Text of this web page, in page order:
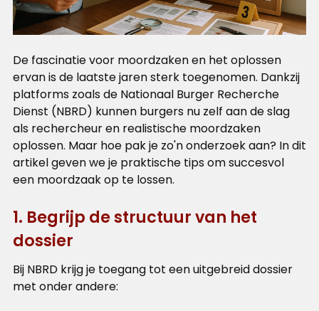
De fascinatie voor moordzaken en het oplossen
ervan is de laatste jaren sterk toegenomen. Dankzij
platforms zoals de Nationaal Burger Recherche
Dienst (NBRD) kunnen burgers nu zelf aan de slag
als rechercheur en realistische moordzaken
oplossen. Maar hoe pak je zo'n onderzoek aan? In dit
artikel geven we je praktische tips om succesvol
een moordzaak op te lossen.
1. Begrijp de structuur van het
dossier
Bij NBRD krijg je toegang tot een uitgebreid dossier
met onder andere: